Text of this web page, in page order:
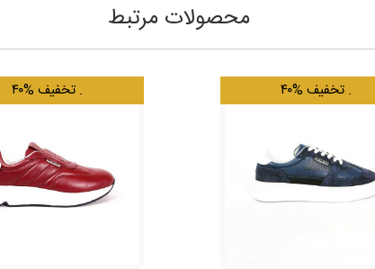
محصولات مرتبط
۴۰% تخفیف . ۴۰% تخفیف .